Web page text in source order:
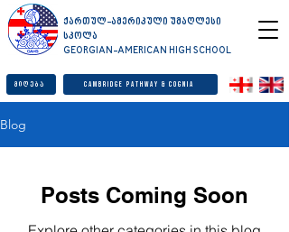
ქართულ-ამერიკული უმაღლესი
სკოლა
GEORGIAN-AMERICAN HIGH SCHOOL
მიღება Cambridge Pathway & Cognia
Blog
Posts Coming Soon